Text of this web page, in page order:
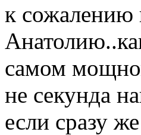
к сожалению
самом
не секунда
если сразу